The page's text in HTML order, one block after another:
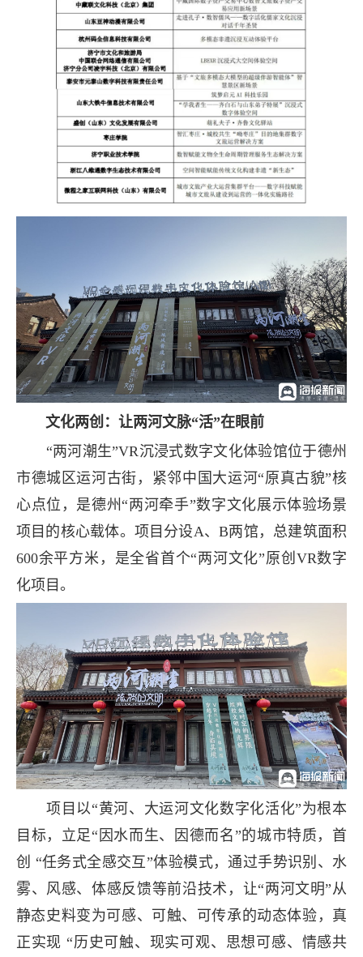
文化两创：让两河文脉“活”在眼前
“两河潮生”VR沉浸式数字文化体验馆位于德州
市德城区运河古街，紧邻中国大运河“原真古貌”核
心点位，是德州“两河牵手”数字文化展示体验场景
项目的核心载体。项目分设A、B两馆，总建筑面积
600余平方米，是全省首个“两河文化”原创VR数字
化项目。
项目以“黄河、大运河文化数字化活化”为根本
目标，立足“因水而生、因德而名”的城市特质，首
创 “任务式全感交互”体验模式，通过手势识别、水
雾、风感、体感反馈等前沿技术，让“两河文明”从
静态史料变为可感、可触、可传承的动态体验，真
正实现 “历史可触、现实可观、思想可感、情感共